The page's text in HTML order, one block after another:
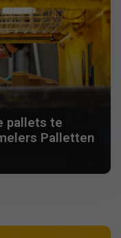
pallets te
Palletten